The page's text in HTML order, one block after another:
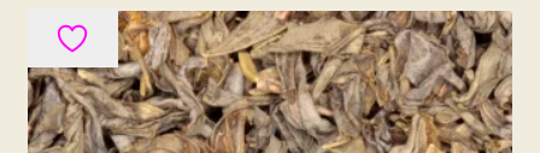
meerdere
variaties.
Deze
optie
kan